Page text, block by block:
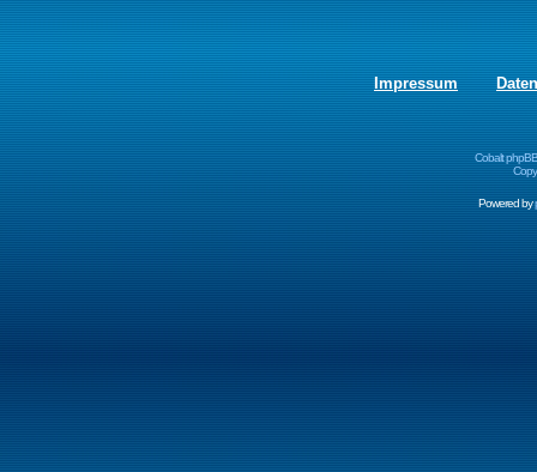
Impressum
Cobalt
Powered by